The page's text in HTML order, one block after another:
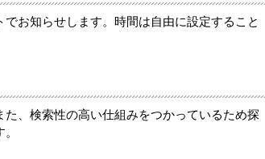
お知らせします。時間は自由に設定すること
、検索性の高い仕組みをつかっているため探